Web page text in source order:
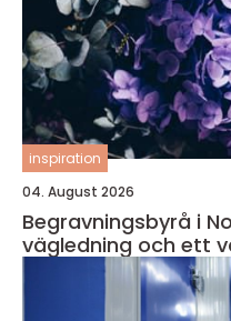
inspiration
04. August 2026
Begravningsbyrå i
vägledning och ett